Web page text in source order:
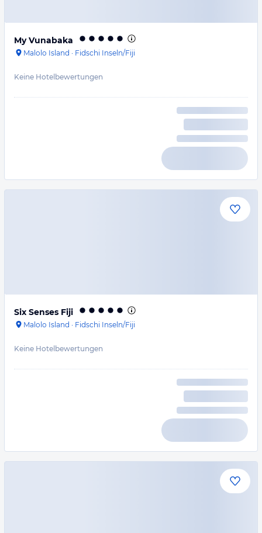
My Vunabaka
Malolo Island · Fidschi Inseln/Fiji
Keine Hotelbewertungen
Six Senses Fiji
Malolo Island · Fidschi Inseln/Fiji
Keine Hotelbewertungen